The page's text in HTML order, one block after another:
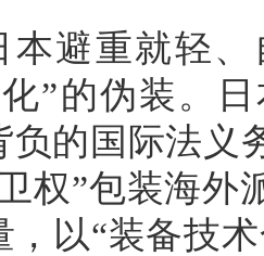
本避重就轻
”的伪装。
负的国际法义
权”包装海外
，以“装备技